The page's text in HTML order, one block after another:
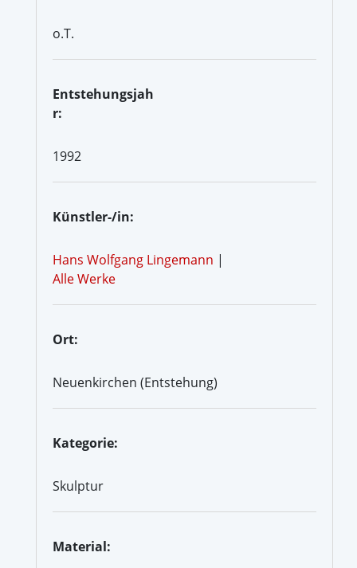
o.T.
Entstehungsjah
r:
1992
Künstler-/in:
Hans Wolfgang Lingemann |
Alle Werke
Ort:
Neuenkirchen (Entstehung)
Kategorie:
Skulptur
Material: